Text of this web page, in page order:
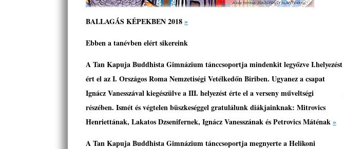
BALLAGÁS KÉPEKBEN 2018»
Ebben a tanévben elért sikereink
A Tan Kapuja Buddhista Gimnázium tánccsoportja mindenkit legyőzve I.helyezést
ért el az I. Országos Roma Nemzetiségi Vetélkedőn Biriben. Ugyanez a csapat
Ignácz Vanesszával kiegészülve a III. helyezést érte el a verseny műveltségi
részében. Ismét és végtelen büszkeséggel gratulálunk diákjainknak: Mitrovics
Henriettának, Lakatos Dzsenifernek, Ignácz Vanesszának és Petrovics Máténak»
A Tan Kapuja Buddhista Gimnázium tánccsoportja megnyerte a Helikoni